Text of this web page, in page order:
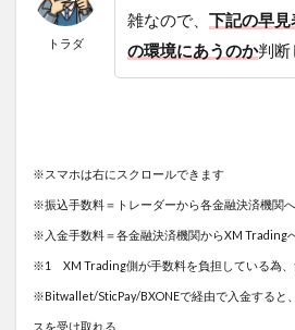
トラダ
雑なので、 下記の早
の環境にあうのか判断
※スマホは右にスクロールできます
※振込手数料＝トレーダーから各金融決済機関
※入金手数料＝各金融決済機関からXM Trading
※1 XM Trading側が手数料を負担している為
※Bitwallet/SticPay/BXONEで経由で入金すると
スを受け取れる